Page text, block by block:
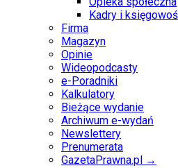
Kadry i
Firma
Magazyn
Opinie
Wideopodcasty
e-Poradniki
Kalkulatory
Bieżące wydanie
Archiwum e-wydań
Newslettery
Prenumerata
GazetaPrawna.pl →